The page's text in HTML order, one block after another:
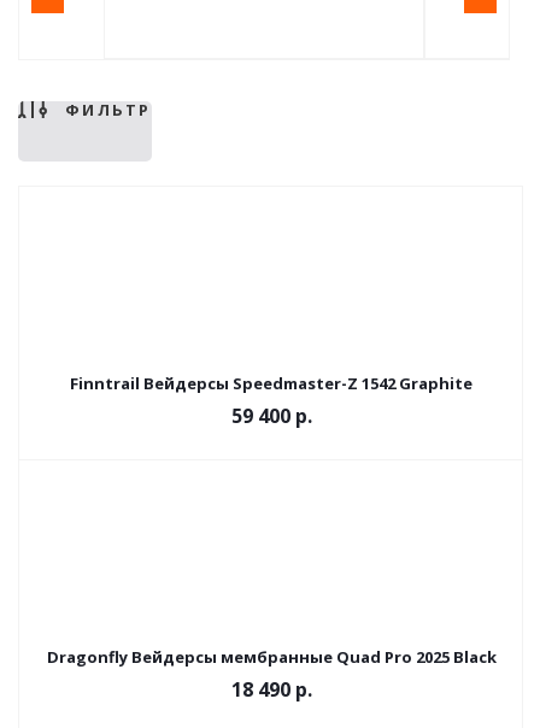
ФИЛЬТР
Finntrail Вейдерсы Speedmaster-Z 1542 Graphite
59 400 р.
Dragonfly Вейдерсы мембранные Quad Pro 2025 Black
18 490 р.